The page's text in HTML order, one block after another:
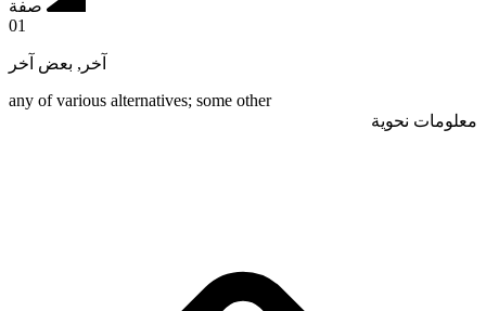
صفة
01
آخر , بعض آخر
any of various alternatives; some other
معلومات نحوية